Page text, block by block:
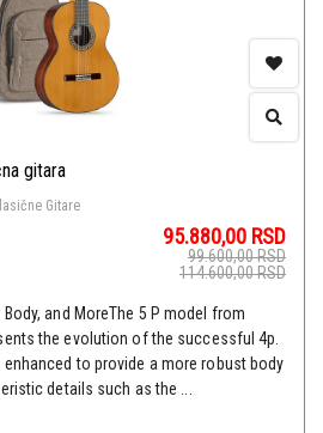
gitara
Gitare
95.880,00 RSD
99.600,00RSD
114.600,00RSD
and MoreThe 5 P model from
the evolution of the successful 4p.
to provide a more robust body
details such as the ...